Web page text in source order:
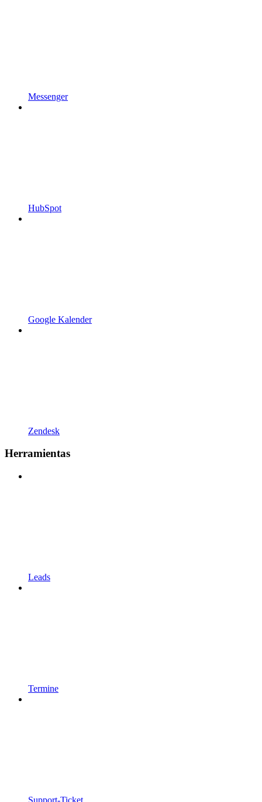
Messenger
HubSpot
Google Kalender
Zendesk
Herramientas
Leads
Termine
Support-Ticket